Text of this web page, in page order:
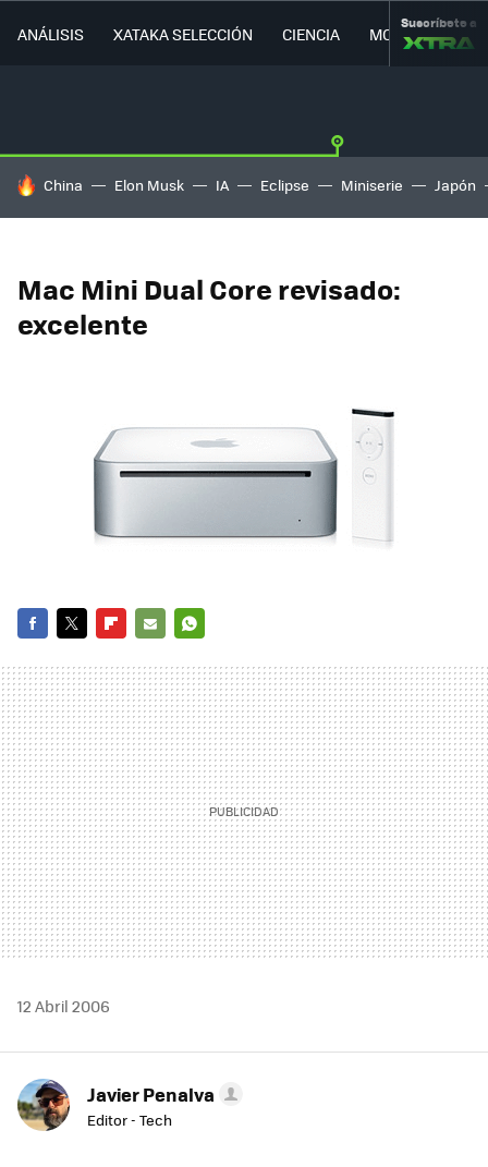
ANÁLISIS XATAKA SELECCIÓN CIENCIA MOVILIDAD
Suscríbete a
HOY SE HABLA DE
China Elon Musk IA Eclipse Miniserie Japón
Mac Mini Dual Core revisado:
excelente
MAIL
12 Abril 2006
Javier Penalva
Editor - Tech